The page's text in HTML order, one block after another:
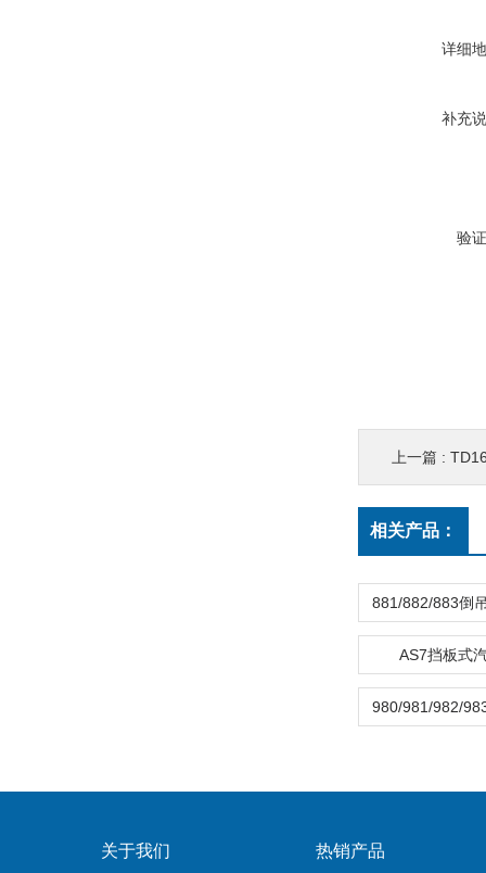
详细
补充
验
上一篇 :
相关产品：
AS7挡板式
关于我们 热销产品